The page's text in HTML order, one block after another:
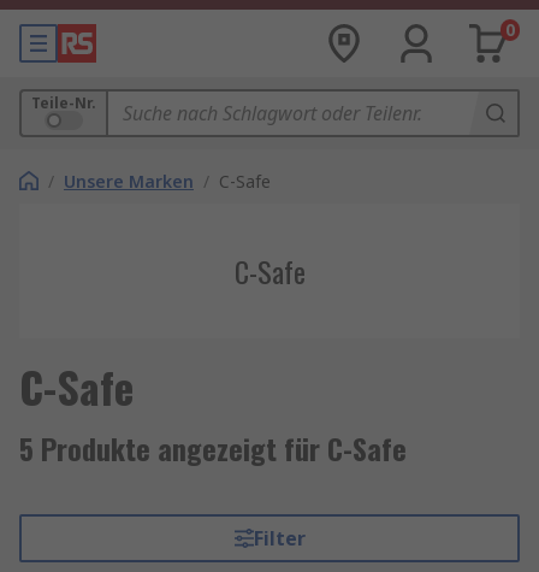
0
Teile-Nr.
/ Unsere Marken / C-Safe
C-Safe
C-Safe
5 Produkte angezeigt für C-Safe
Filter